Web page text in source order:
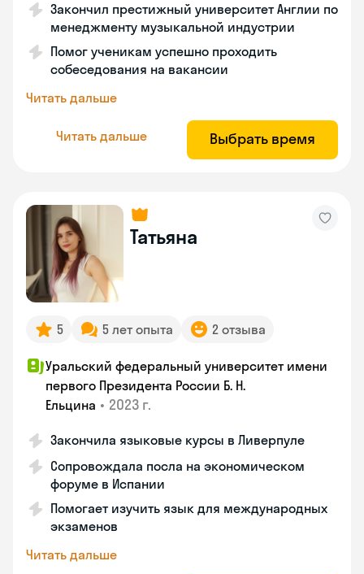
Закончил престижный университет Англии по
менеджменту музыкальной индустрии
Помог ученикам успешно проходить
собеседования на вакансии
Читать дальше
Читать дальше Выбрать время
Татьяна
5 5 лет опыта 2 отзыва
Уральский федеральный университет имени
первого Президента России Б. Н.
Ельцина • 2023 г.
Закончила языковые курсы в Ливерпуле
Сопровождала посла на экономическом
форуме в Испании
Помогает изучить язык для международных
экзаменов
Читать дальше